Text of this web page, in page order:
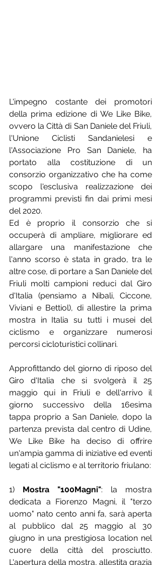
L'impegno costante dei promotori
della prima edizione di We Like Bike,
ovvero la Città di San Daniele del Friuli,
l'Unione Ciclisti Sandanielesi e
l'Associazione Pro San Daniele, ha
portato alla costituzione di un
consorzio organizzativo che ha come
scopo l'esclusiva realizzazione dei
programmi previsti fin dai primi mesi
del 2020.
Ed è proprio il consorzio che si
occuperà di ampliare, migliorare ed
allargare una manifestazione che
l'anno scorso è stata in grado, tra le
altre cose, di portare a San Daniele del
Friuli molti campioni reduci dal Giro
d'Italia (pensiamo a Nibali, Ciccone,
Viviani e Bettiol), di allestire la prima
mostra in Italia su tutti i musei del
ciclismo e organizzare numerosi
percorsi cicloturistici collinari.
Approfittando del giorno di riposo del
Giro d'Italia che si svolgerà il 25
maggio qui in Friuli e dell'arrivo il
giorno successivo della 16esima
tappa proprio a San Daniele, dopo la
partenza prevista dal centro di Udine,
We Like Bike ha deciso di offrire
un'ampia gamma di iniziative ed eventi
legati al ciclismo e al territorio friulano:
1) Mostra "100Magni": la mostra
dedicata a Fiorenzo Magni, il "terzo
uomo" nato cento anni fa, sarà aperta
al pubblico dal 25 maggio al 30
giugno in una prestigiosa location nel
cuore della città del prosciutto.
L'apertura della mostra, allestita grazia